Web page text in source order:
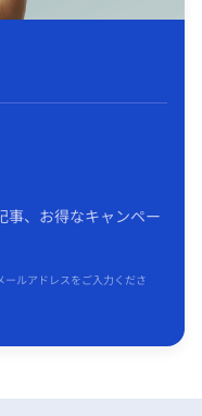
事、お得なキャンペー
ールアドレスをご入力くださ